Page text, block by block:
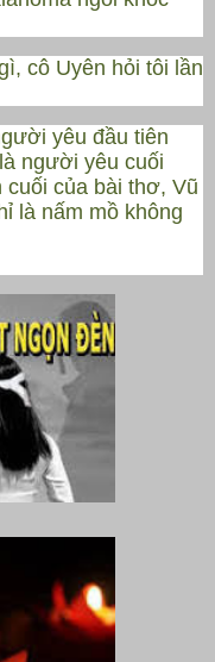
cô Uyên hỏi tôi lần
yêu đầu tiên
người yêu cuối
cuối của bài thơ, Vũ
là nấm mồ không